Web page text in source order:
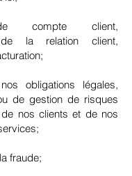
compte client,
de la relation client,
obligations légales,
de gestion de risques
nos clients et de nos
fraude;